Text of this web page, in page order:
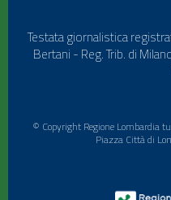
Testata giornalistica
Bertani - Reg. Trib. di
© Copyright Regione
Piazza Città di